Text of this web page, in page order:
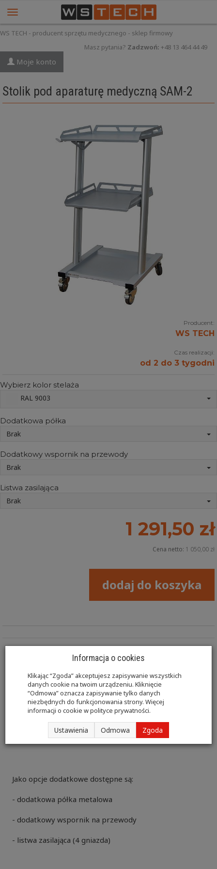
WS TECH - producent sprzętu medycznego - sklep firmowy
Masz pytania? Zadzwoń: +48 13 464 44 49
Moje konto
Stolik pod aparaturę medyczną SAM-2
Producent:
WS TECH
Czas realizacji:
od 2 do 3 tygodni
Wybierz kolor stelaża
RAL 9003
Dodatkowa półka
Brak
Dodatkowy wspornik na przewody
Brak
Listwa zasilająca
Brak
1 291,50 zł
Cena netto: 1 050,00 zł
dodaj do koszyka
Stolik pod aparaturę medyczną posiada stabilną
stalową konstrukcję pokrytą farbą proszkową. W
standardzie stolik wyposażony jest w dwie metalowe
półki z podniesionym rantem, wspornik na przewody
oraz kółka jezdne w tym 2 z hamulcem. Model SAM-2
posiadaja półki z możliwością regulacji.
Jako opcje dodatkowe dostępne są:
- dodatkowa półka metalowa
- dodatkowy wspornik na przewody
- listwa zasilająca (4 gniazda)
Informacja o cookies
Klikając “Zgoda” akceptujesz zapisywanie wszystkich
danych cookie na twoim urządzeniu. Kliknięcie
“Odmowa” oznacza zapisywanie tylko danych
niezbędnych do funkcjonowania strony. Więcej
informacji o cookie wpolityce prywatności.
Ustawienia Odmowa Zgoda